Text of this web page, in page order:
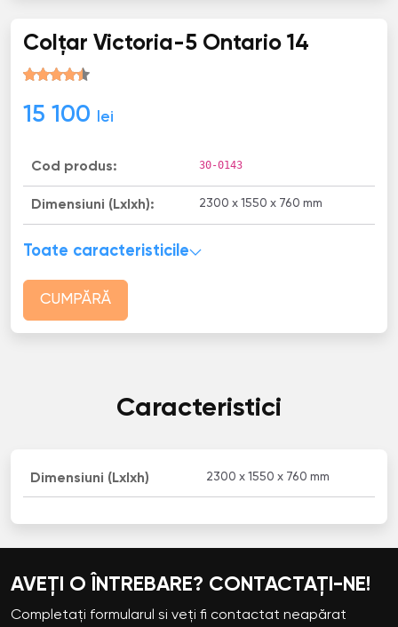
Colţar Victoria-5 Ontario 14
15 100 lei
Cod produs: 30-0143
Dimensiuni (Lxlxh): 2300 x 1550 x 760 mm
Toate caracteristicile
CUMPĂRĂ
Caracteristici
Dimensiuni (Lxlxh) 2300 x 1550 x 760 mm
AVEȚI O ÎNTREBARE? CONTACTAȚI-NE!
Completați formularul si veți fi contactat neapărat